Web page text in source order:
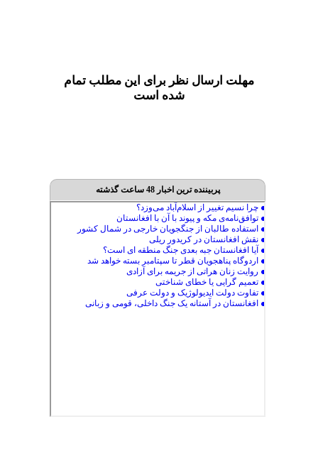
مهلت ارسال نظر برای این مطلب تمام
شده است
پربیننده ترین اخبار 48 ساعت گذشته